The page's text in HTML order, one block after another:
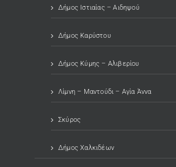
Δήμος Ιστιαίας – Αιδηψού
Δήμος Καρύστου
Δήμος Κύμης – Αλιβερίου
Λίμνη – Μαντούδι – Αγία Άννα
Σκύρος
Δήμος Χαλκιδέων